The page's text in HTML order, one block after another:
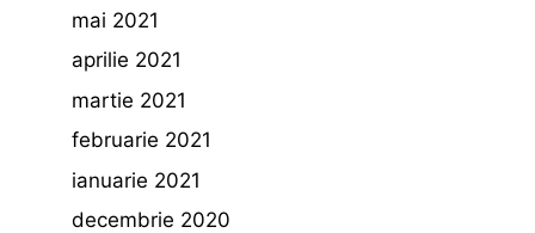
mai 2021
aprilie 2021
martie 2021
februarie 2021
ianuarie 2021
decembrie 2020